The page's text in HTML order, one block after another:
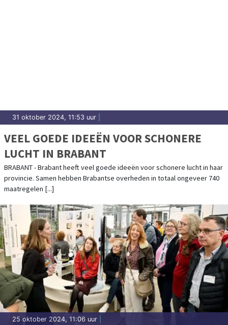
31 oktober 2024, 11:53 uur
VEEL GOEDE IDEEËN VOOR SCHONERE
LUCHT IN BRABANT
BRABANT - Brabant heeft veel goede ideeën voor schonere lucht in haar
provincie. Samen hebben Brabantse overheden in totaal ongeveer 740
maatregelen [...]
25 oktober 2024, 11:06 uur